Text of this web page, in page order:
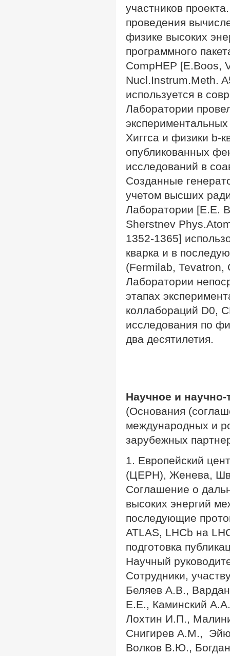
участников
проведения
физике высоких
программного
CompHEP [E.Boos,
Nucl.Instrum.Meth.
используется в
Лаборатории
Хиггса и физики b-
опубликованных
исследований в
Созданные
учетом высших
Лаборатории [E.E.
Sherstnev
1352-1365]
кварка и в
(Fermilab,
Лаборатории
этапах
коллабораций D0,
исследования по
два десятилетия.
Научное и научно-
(Oснования
международных и
зарубежных
1. Европейский
(ЦЕРН), Женева,
Соглашение о
высоких энергий
последующие
ATLAS, LHCb на
подготовка
Научный
Сотрудники,
Беляев А.В.,
Е.Е., Каминский
Лохтин И.П.,
Снигирев А.М.,
Волков В.Ю.,